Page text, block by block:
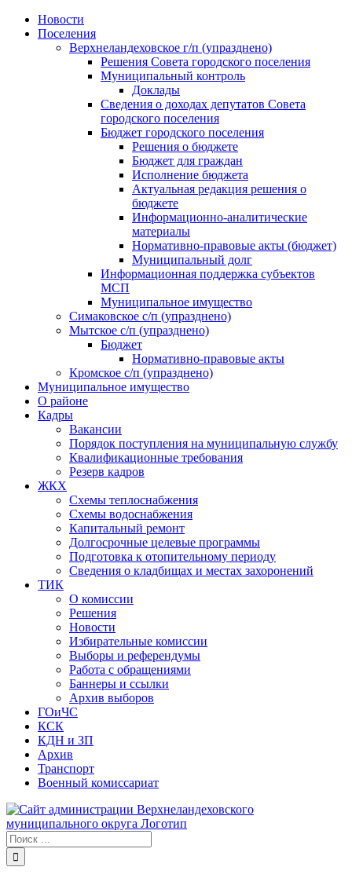
Skip
Новости
Поселения
Верхнеландеховское г/п (упразднено)
Решения Совета городского поселения
Муниципальный контроль
Доклады
Сведения о доходах депутатов Совета
городского поселения
Бюджет городского поселения
Решения о бюджете
Бюджет для граждан
Исполнение бюджета
Актуальная редакция решения о
бюджете
Информационно-аналитические
материалы
Нормативно-правовые акты (бюджет)
Муниципальный долг
Информационная поддержка субъектов
МСП
Муниципальное имущество
Симаковское с/п (упразднено)
Мытское с/п (упразднено)
Бюджет
Нормативно-правовые акты
Кромское с/п (упразднено)
Муниципальное имущество
О районе
Кадры
Вакансии
Порядок поступления на муниципальную службу
Квалификационные требования
Резерв кадров
ЖКХ
Схемы теплоснабжения
Схемы водоснабжения
Капитальный ремонт
Долгосрочные целевые программы
Подготовка к отопительному периоду
Сведения о кладбищах и местах захоронений
ТИК
О комиссии
Решения
Новости
Избирательные комиссии
Выборы и референдумы
Работа с обращениями
Баннеры и ссылки
Архив выборов
ГОиЧС
КСК
КДН и ЗП
Архив
Транспорт
Военный комиссариат
Результат
поиска: